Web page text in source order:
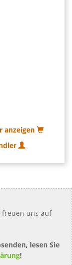
anzeigen
freuen uns auf
lesen Sie
!